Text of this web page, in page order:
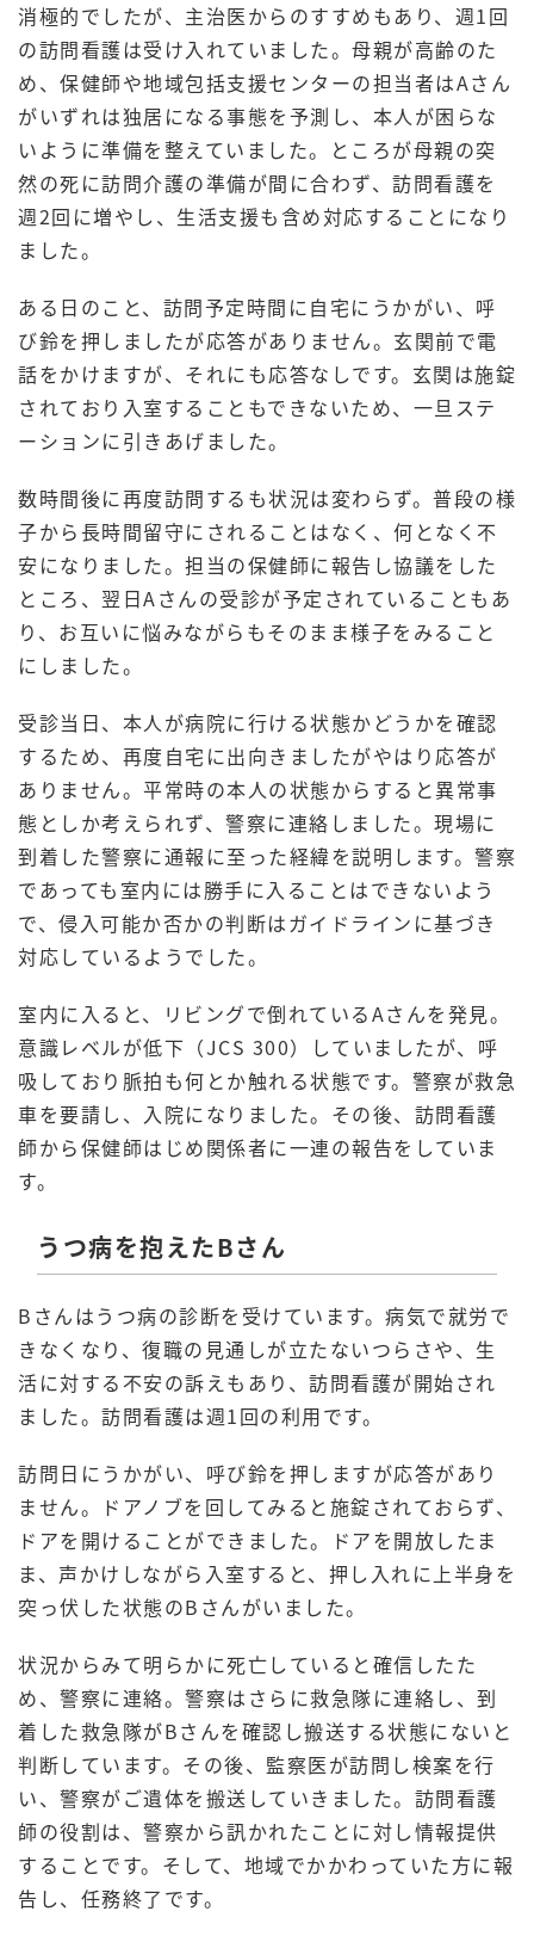
消極的でしたが、主治医からのすすめもあり、週1回
の訪問看護は受け入れていました。母親が高齢のた
め、保健師や地域包括支援センターの担当者はAさん
がいずれは独居になる事態を予測し、本人が困らな
いように準備を整えていました。ところが母親の突
然の死に訪問介護の準備が間に合わず、訪問看護を
週2回に増やし、生活支援も含め対応することになり
ました。
ある日のこと、訪問予定時間に自宅にうかがい、呼
び鈴を押しましたが応答がありません。玄関前で電
話をかけますが、それにも応答なしです。玄関は施錠
されており入室することもできないため、一旦ステ
ーションに引きあげました。
数時間後に再度訪問するも状況は変わらず。普段の様
子から長時間留守にされることはなく、何となく不
安になりました。担当の保健師に報告し協議をした
ところ、翌日Aさんの受診が予定されていることもあ
り、お互いに悩みながらもそのまま様子をみること
にしました。
受診当日、本人が病院に行ける状態かどうかを確認
するため、再度自宅に出向きましたがやはり応答が
ありません。平常時の本人の状態からすると異常事
態としか考えられず、警察に連絡しました。現場に
到着した警察に通報に至った経緯を説明します。警察
であっても室内には勝手に入ることはできないよう
で、侵入可能か否かの判断はガイドラインに基づき
対応しているようでした。
室内に入ると、リビングで倒れているAさんを発見。
意識レベルが低下（JCS 300）していましたが、呼
吸しており脈拍も何とか触れる状態です。警察が救急
車を要請し、入院になりました。その後、訪問看護
師から保健師はじめ関係者に一連の報告をしていま
す。
うつ病を抱えたBさん
Bさんはうつ病の診断を受けています。病気で就労で
きなくなり、復職の見通しが立たないつらさや、生
活に対する不安の訴えもあり、訪問看護が開始され
ました。訪問看護は週1回の利用です。
訪問日にうかがい、呼び鈴を押しますが応答があり
ません。ドアノブを回してみると施錠されておらず、
ドアを開けることができました。ドアを開放したま
ま、声かけしながら入室すると、押し入れに上半身を
突っ伏した状態のBさんがいました。
状況からみて明らかに死亡していると確信したた
め、警察に連絡。警察はさらに救急隊に連絡し、到
着した救急隊がBさんを確認し搬送する状態にないと
判断しています。その後、監察医が訪問し検案を行
い、警察がご遺体を搬送していきました。訪問看護
師の役割は、警察から訊かれたことに対し情報提供
することです。そして、地域でかかわっていた方に報
告し、任務終了です。